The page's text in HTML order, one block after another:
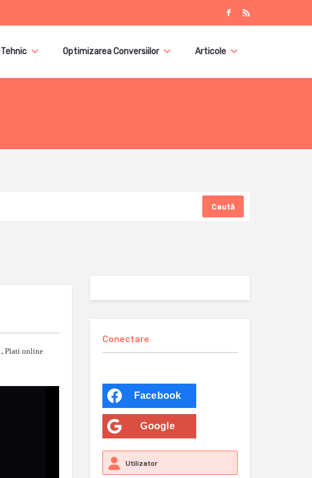
Tehnic Optimizarea Conversiilor Articole
Caută
, Plati online
Conectare
Facebook
Google